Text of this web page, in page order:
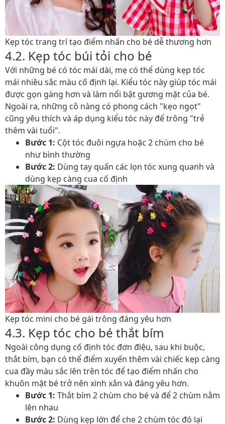
Kẹp tóc trang trí tạo điểm nhấn cho bé dễ thương hơn
4.2. Kẹp tóc búi tỏi cho bé
Với những bé có tóc mái dài, mẹ có thể dùng kẹp tóc
mái nhiều sắc màu cố định lại. Kiểu tóc này giúp tóc mái
được gọn gàng hơn và làm nổi bật gương mặt của bé.
Ngoài ra, những cô nàng có phong cách "kẹo ngọt"
cũng yêu thích và áp dụng kiểu tóc này để trông "trẻ
thêm vài tuổi".
Bước 1: Cột tóc đuôi ngựa hoặc 2 chùm cho bé
như bình thường
Bước 2: Dùng tay quấn các lọn tóc xung quanh và
dùng kẹp càng cua cố định
Kẹp tóc mini cho bé gái trông đáng yêu hơn
4.3. Kẹp tóc cho bé thắt bím
Ngoài công dụng cố định tóc đơn điệu, sau khi buộc,
thắt bím, bạn có thể điểm xuyến thêm vài chiếc kẹp càng
cua đầy màu sắc lên trên tóc để tạo điểm nhấn cho
khuôn mặt bé trở nên xinh xắn và đáng yêu hơn.
Bước 1: Thắt bím 2 chùm cho bé và để 2 chùm nằm
lên nhau
Bước 2: Dùng kẹp lớn để che 2 chùm tóc đó lại